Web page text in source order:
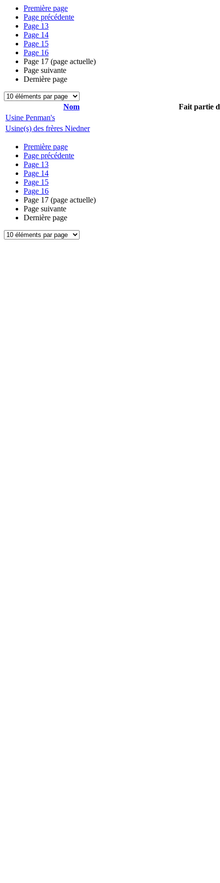
Première page
Page précédente
Page 13
Page 14
Page 15
Page 16
Page 17 (page actuelle)
Page suivante
Dernière page
Nom
Fait partie
Usine Penman's
Usine(s) des frères Niedner
Première page
Page précédente
Page 13
Page 14
Page 15
Page 16
Page 17 (page actuelle)
Page suivante
Dernière page